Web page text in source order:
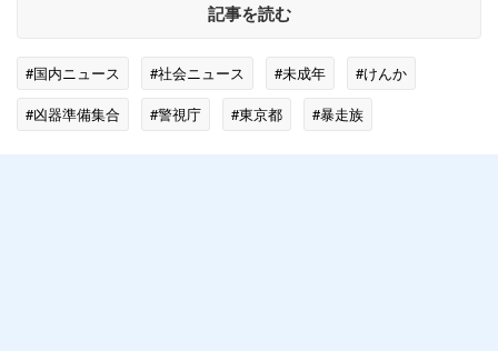
記事を読む
#国内ニュース #社会ニュース #未成年
#けんか
#凶器準備集合
#警視庁 #東京都 #暴走族